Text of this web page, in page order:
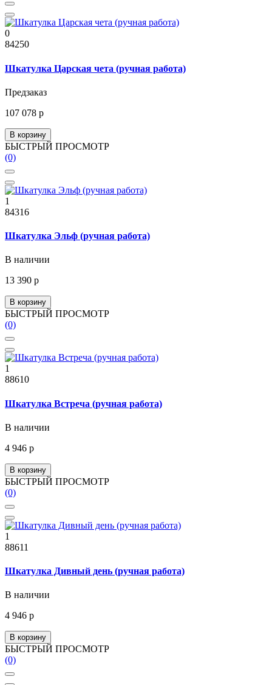
0
84250
Шкатулка Царская чета (ручная работа)
Предзаказ
107 078 р
В корзину
БЫСТРЫЙ ПРОСМОТР
(0)
1
84316
Шкатулка Эльф (ручная работа)
В наличии
13 390 р
В корзину
БЫСТРЫЙ ПРОСМОТР
(0)
1
88610
Шкатулка Встреча (ручная работа)
В наличии
4 946 р
В корзину
БЫСТРЫЙ ПРОСМОТР
(0)
1
88611
Шкатулка Дивный день (ручная работа)
В наличии
4 946 р
В корзину
БЫСТРЫЙ ПРОСМОТР
(0)